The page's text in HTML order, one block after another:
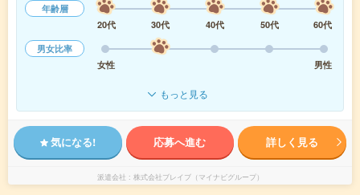
年齢層
20代
30代 40代 50代
60代
男女比率
女性
男性
もっと見る
気になる! 応募へ進む 詳しく見る
派遣会社 株式会社ブレイブ（マイナビグループ）